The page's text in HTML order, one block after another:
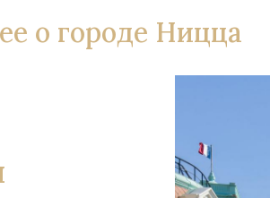
о городе Ницца